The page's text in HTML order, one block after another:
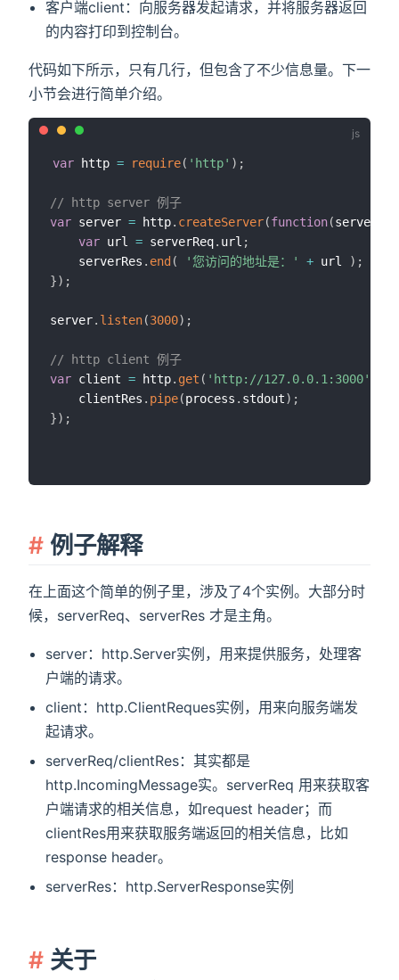
客户端client：向服务器发起请求，并将服务器返回
的内容打印到控制台。
代码如下所示，只有几行，但包含了不少信息量。下一
小节会进行简单介绍。
var http = require( 'http' ) ;
// http server 例子
var server = http. createServer(function(serverReq
var url = serverReq. url ;
    serverRes
. end ( '您访问的地址是：' + url ) ;
}) ;
server. listen(3000) ;
// http client 例子
var client = http. get ( 'http://127.0.0.1:3000'
    clientRes
. pipe(process . stdout) ;
}) ;
例子解释
在上面这个简单的例子里，涉及了4个实例。大部分时
候，serverReq、serverRes 才是主角。
server：http.Server实例，用来提供服务，处理客
户端的请求。
client：http.ClientReques实例，用来向服务端发
起请求。
serverReq/clientRes：其实都是
http.IncomingMessage实。serverReq 用来获取客
户端请求的相关信息，如request header；而
clientRes用来获取服务端返回的相关信息，比如
response header。
serverRes：http.ServerResponse实例
关于